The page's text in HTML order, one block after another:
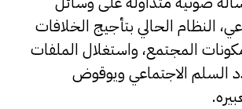
النظام الحالي بتأجيج الخلافات
المجتمع، واستغلال الملفات
السلم الاجتماعي ويوقوض